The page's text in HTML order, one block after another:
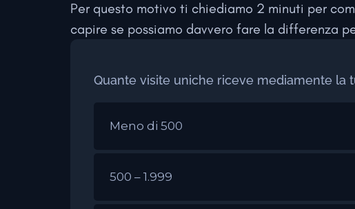
Per questo motivo ti chiediamo 2 minuti per
capire se possiamo davvero fare la differenza
Quante visite uniche riceve mediamente la
Meno di 500
500 – 1.999